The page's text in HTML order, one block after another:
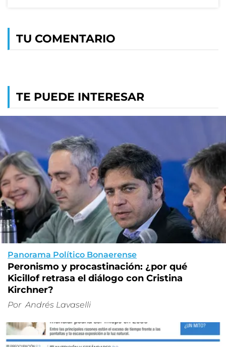
TU COMENTARIO
TE PUEDE INTERESAR
Panorama Político Bonaerense
Peronismo y procastinación: ¿por qué
Kicillof retrasa el diálogo con Cristina
Kirchner?
Por Andrés Lavaselli